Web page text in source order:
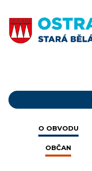
O OBVODU
OBČAN